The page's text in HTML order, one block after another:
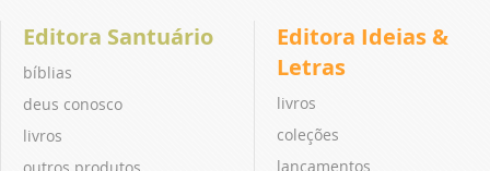
Editora Santuário
bíblias
deus conosco
livros
Editora Ideias &
Letras
livros
coleções
lançamentos